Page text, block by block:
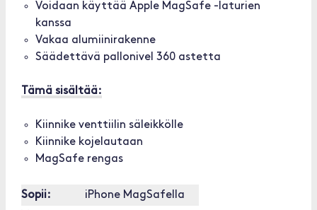
Voidaan käyttää Apple MagSafe -laturien
kanssa
Vakaa alumiinirakenne
Säädettävä pallonivel 360 astetta
Tämä sisältää:
Kiinnike venttiilin säleikkölle
Kiinnike kojelautaan
MagSafe rengas
Sopii:
iPhone MagSafella